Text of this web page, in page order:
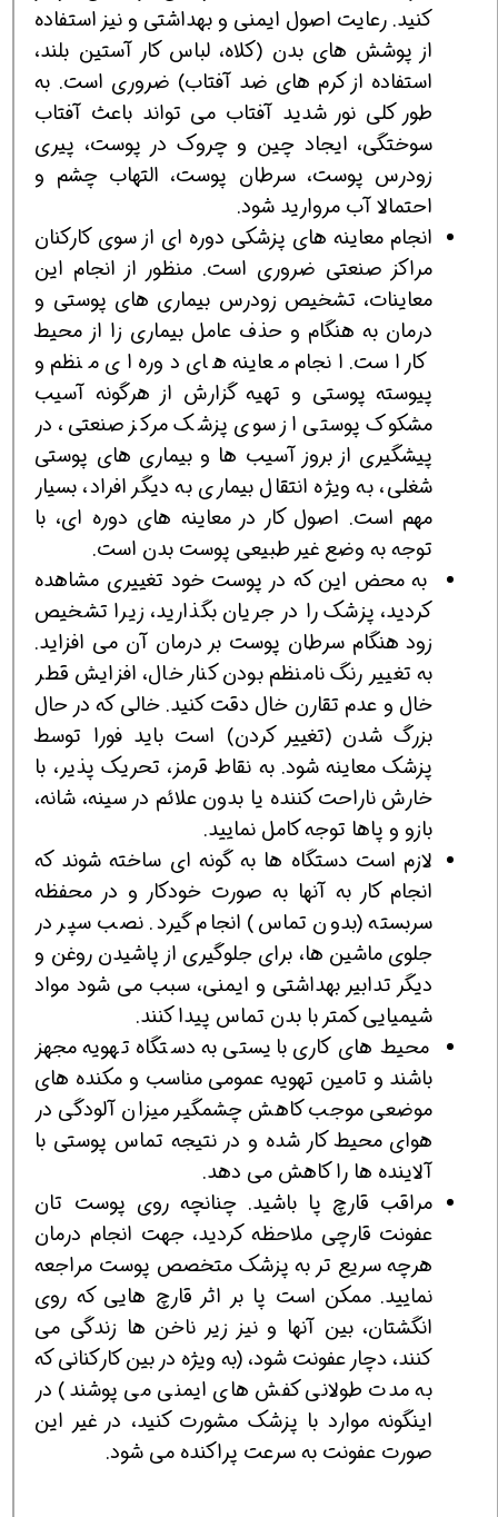
کنید. رعایت اصول ایمنی و بهداشتی و نیز استفاده
از پوشش های بدن (کلاه، لباس کار آستین بلند،
استفاده از کرم های ضد آفتاب) ضروری است. به
طور کلی نور شدید آفتاب می تواند باعث آفتاب
سوختگی، ایجاد چین و چروک در پوست، پیری
زودرس پوست، سرطان پوست، التهاب چشم و
احتمالا آب مروارید شود.
انجام معاینه های پزشکی دوره ای از سوی کارکنان
مراکز صنعتی ضروری است. منظور از انجام این
معاینات، تشخیص زودرس بیماری های پوستی و
درمان به هنگام و حذف عامل بیماری زا از محیط
کار است. انجام معاینه های دوره ای منظم و
پیوسته پوستی و تهیه گزارش از هرگونه آسیب
مشکوک پوستی از سوی پزشک مرکز صنعتی، در
پیشگیری از بروز آسیب ها و بیماری های پوستی
شغلی، به ویژه انتقال بیماری به دیگر افراد، بسیار
مهم است. اصول کار در معاینه های دوره ای، با
توجه به وضع غیر طبیعی پوست بدن است.
به محض این که در پوست خود تغییری مشاهده
کردید، پزشک را در جریان بگذارید، زیرا تشخیص
زود هنگام سرطان پوست بر درمان آن می افزاید.
به تغییر رنگ نامنظم بودن کنار خال، افزایش قطر
خال و عدم تقارن خال دقت کنید. خالی که در حال
بزرگ شدن (تغییر کردن) است باید فورا توسط
پزشک معاینه شود. به نقاط قرمز، تحریک پذیر، با
خارش ناراحت کننده یا بدون علائم در سینه، شانه،
بازو و پاها توجه کامل نمایید.
لازم است دستگاه ها به گونه ای ساخته شوند که
انجام کار به آنها به صورت خودکار و در محفظه
سربسته (بدون تماس) انجام گیرد. نصب سپر در
جلوی ماشین ها، برای جلوگیری از پاشیدن روغن و
دیگر تدابیر بهداشتی و ایمنی، سبب می شود مواد
شیمیایی کمتر با بدن تماس پیدا کنند.
محیط های کاری بایستی به دستگاه تهویه مجهز
باشند و تامین تهویه عمومی مناسب و مکنده های
موضعی موجب کاهش چشمگیر میزان آلودگی در
هوای محیط کار شده و در نتیجه تماس پوستی با
آلاینده ها را کاهش می دهد.
مراقب قارچ پا باشید. چنانچه روی پوست تان
عفونت قارچی ملاحظه کردید، جهت انجام درمان
هرچه سریع تر به پزشک متخصص پوست مراجعه
نمایید. ممکن است پا بر اثر قارچ هایی که روی
انگشتان، بین آنها و نیز زیر ناخن ها زندگی می
کنند، دچار عفونت شود، (به ویژه در بین کارکنانی که
به مدت طولانی کفش های ایمنی می پوشند) در
اینگونه موارد با پزشک مشورت کنید، در غیر این
صورت عفونت به سرعت پراکنده می شود.